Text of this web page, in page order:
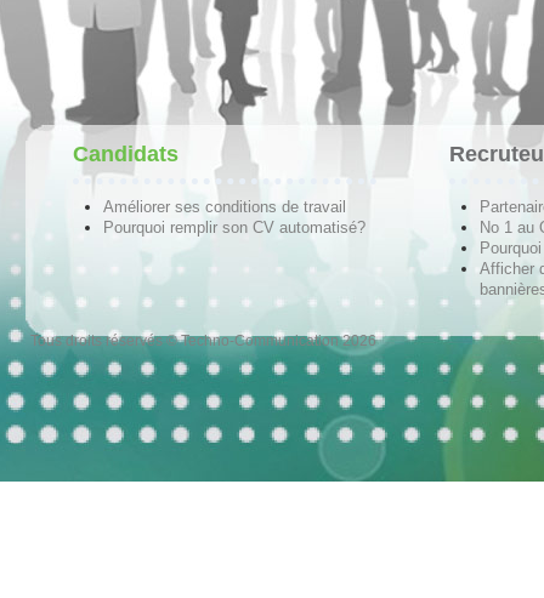
Candidats
Améliorer ses conditions de travail
Pourquoi remplir son CV automatisé?
No 1 au
Afficher
Tous droits réservés © Techno-Communication 2026